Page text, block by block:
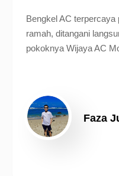
Bengkel AC
ramah, ditangani
pokoknya Wijaya AC
Faza